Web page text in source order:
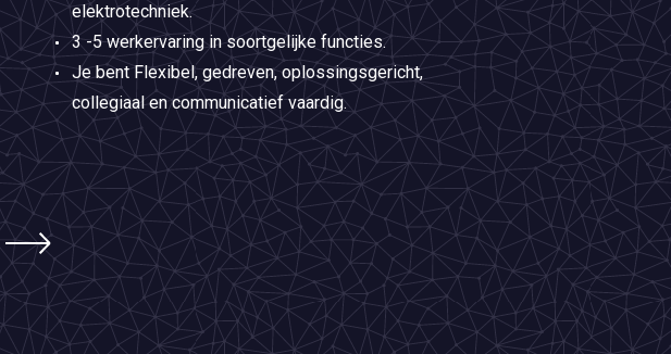
elektrotechniek.
3 -5 werkervaring in soortgelijke functies.
Je bent Flexibel, gedreven, oplossingsgericht,
collegiaal en communicatief vaardig.